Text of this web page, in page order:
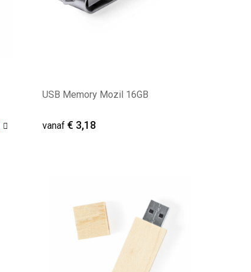
USB Memory Mozil 16GB
vanaf € 3,18